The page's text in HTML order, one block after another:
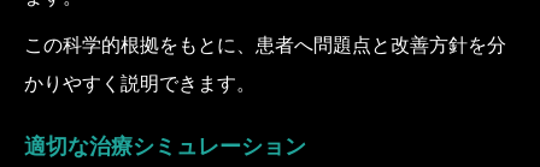
この科学的根拠をもとに、患者へ問題点と改善方針を分
かりやすく説明できます。
適切な治療シミュレーション